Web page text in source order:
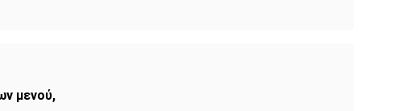
μενού,